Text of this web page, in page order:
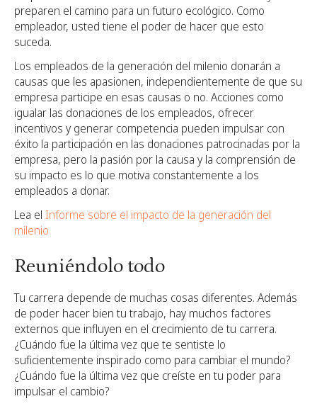
preparen el camino para un futuro ecológico. Como
empleador, usted tiene el poder de hacer que esto
suceda.
Los empleados de la generación del milenio donarán a
causas que les apasionen, independientemente de que su
empresa participe en esas causas o no. Acciones como
igualar las donaciones de los empleados, ofrecer
incentivos y generar competencia pueden impulsar con
éxito la participación en las donaciones patrocinadas por la
empresa, pero la pasión por la causa y la comprensión de
su impacto es lo que motiva constantemente a los
empleados a donar.
Lea el Informe sobre el impacto de la generación del
milenio
Reuniéndolo todo
Tu carrera depende de muchas cosas diferentes. Además
de poder hacer bien tu trabajo, hay muchos factores
externos que influyen en el crecimiento de tu carrera.
¿Cuándo fue la última vez que te sentiste lo
suficientemente inspirado como para cambiar el mundo?
¿Cuándo fue la última vez que creíste en tu poder para
impulsar el cambio?